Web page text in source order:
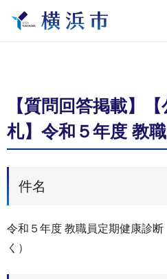
【質問回答掲載】
札】令和５年度 教
件名
令和５年度 教職員定期健康診
く）